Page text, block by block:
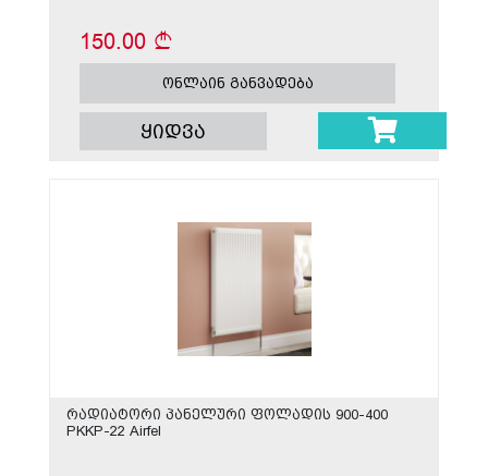
150.00
ონლაინ განვადება
ყიდვა
რადიატორი პანელური ფოლადის 900-400
PKKP-22 Airfel